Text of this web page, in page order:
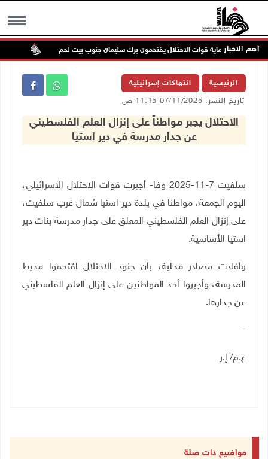
MENU أهم الاخباربحماية قوات الاحتلال يقتحمون برك سليمان جنوب بيت لحم
الرئيسية انتهاكات إسرائيلية
تاريخ النشر: 07/11/2025 11:15 ص
الاحتلال يجبر مواطناً على إنزال العلم الفلسطيني
عن جدار مدرسة في دير استيا
سلفيت 7-11-2025 وفا- أجبرت قوات الاحتلال الإسرائيلي،
اليوم الجمعة، مواطنا في بلدة دير استيا شمال غرب سلفيت،
على إنزال العلم الفلسطيني المعلق على جدار مدرسة بنات دير
استيا الأساسية.
وأفادت مصادر محلية، بأن جنود الاحتلال اقتحموا محيط
المدرسة، وأجبروا أحد المواطنين على إنزال العلم الفلسطيني
عن جدارها.
-
ع.م/ إ.ر
مواضيع ذات صلة